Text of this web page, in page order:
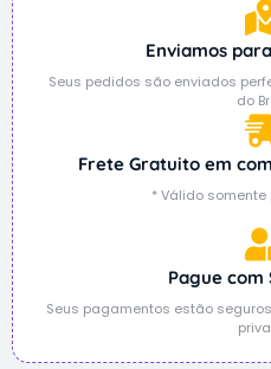
Enviamos
Seus pedidos são enviados
do
Frete Gratuito em
* Válido
Pague com
Seus pagamentos estão